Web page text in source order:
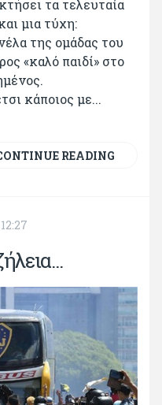
τα τελευταία
μια τύχη:
της ομάδας του
«καλό παιδί» στο
κάποιος με...
READING